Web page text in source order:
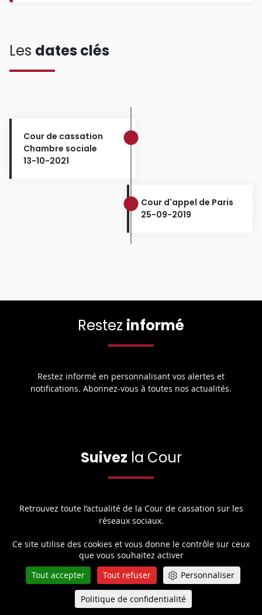
Ce site utilise des cookies et vous donne le contrôle sur ceux
que vous souhaitez activer
Tout accepter
Tout refuser Personnaliser
Politique de confidentialité
Les dates clés
Cour de cassation
Chambre sociale
13-10-2021
Cour d'appel de Paris
25-09-2019
Restez informé
Restez informé en personnalisant vos alertes et
notifications. Abonnez-vous à toutes nos actualités.
Suivez la Cour
Retrouvez toute l’actualité de la Cour de cassation sur les
réseaux sociaux.
Share
on
Share
on
Facebook
Share
on
Youtube
Share
on
LinkedIn
Share
on
on
Queue-Fair